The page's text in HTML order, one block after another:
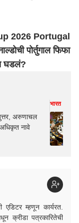
2026 Portugal
पोर्तुगाल फिफा
घडलं?
अरुणाचल
नावे
भारत
एडिटर म्हणून कार्यरत.
क्रीडा पत्रकारितेची